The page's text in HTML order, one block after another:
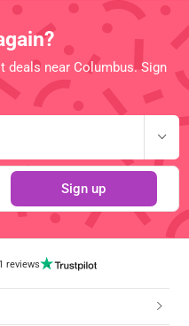
deals near Columbus. Sign
Sign up
reviews